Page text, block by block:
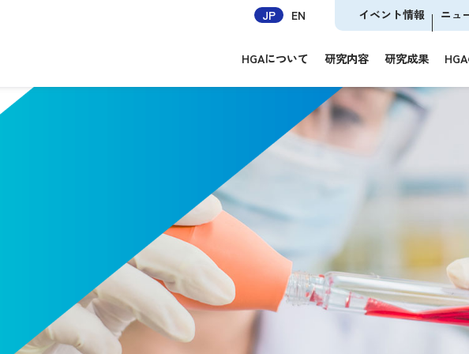
HGAについて 研究内容 研究成果
イベント情報 ニュ
JP EN